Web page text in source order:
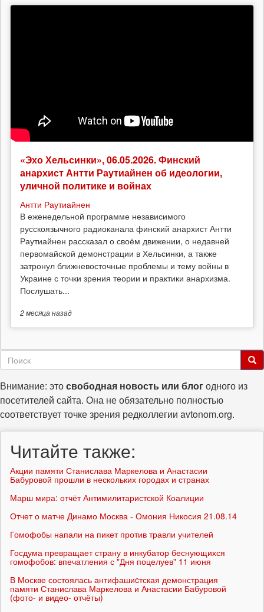
«Эхо Хельсинки», 06.05.2026. Финский
анархист Антти Раутиайнен об идеологии,
уличной политике и войнах
Антти Раутиайнен
В еженедельной программе независимого
русскоязычного радиоканала финский анархист Антти
Раутиайнен рассказал о своём движении, о недавней
первомайской демонстрации в Хельсинки, а также
затронул ближневосточные проблемы и тему войны в
Украине с точки зрения теории и практики анархизма.
Послушать...
2 месяцаназад
Форма
поиска
Внимание: этосвободная новость или блогодного из
посетителей сайта. Она не обязательно полностью
соответствует точке зрения редколлегии avtonom.org.
Читайте также:
Акции памяти Станислава Маркелова и Анастасии
Бабуровой прошли в нескольких городах и странах
Марш мира: отчёт Антимилитаристской Коалиции
Отчет о матче Динамо Москва - Омония Никосия 21.08.14
Гомофобы напали на пикет против травли учителей
Госдума превращает страну в инкубатор беснующихся
гомофобов: впечатления с "Дня поцелуев" 11 июня
В Москве состоялась антифашиcтская демонстрация
памяти Станислава Маркелова и Анастасии Бабуровой
(фото- и видео- отчёты)